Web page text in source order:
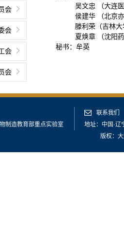
会
会
会
会
吴文忠 （大连医诺
侯建华 （北京亦庄
滕利荣（吉林大
夏焕章 （沈阳药
秘书：牟英
制造教育部重点实验室
联系我们
地址：中国·
版权：大连